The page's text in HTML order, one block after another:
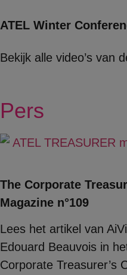
ATEL Winter
Bekijk alle video’s van
Pers
The Corporate
Magazine n°109
Lees het artikel van
Edouard Beauvois in
Corporate Treasurer’s